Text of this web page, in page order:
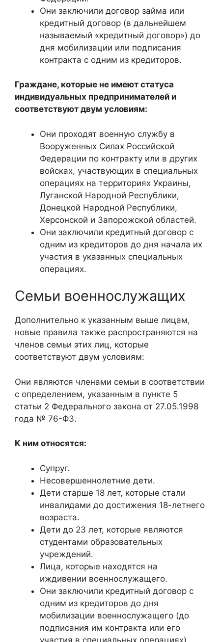
Они заключили договор займа или
кредитный договор (в дальнейшем
называемый «кредитный договор») до
дня мобилизации или подписания
контракта с одним из кредиторов.
Граждане, которые не имеют статуса
индивидуальных предпринимателей и
соответствуют двум условиям:
Они проходят военную службу в
Вооруженных Силах Российской
Федерации по контракту или в других
войсках, участвующих в специальных
операциях на территориях Украины,
Луганской Народной Республики,
Донецкой Народной Республики,
Херсонской и Запорожской областей.
Они заключили кредитный договор с
одним из кредиторов до дня начала их
участия в указанных специальных
операциях.
Семьи военнослужащих
Дополнительно к указанным выше лицам,
новые правила также распространяются на
членов семьи этих лиц, которые
соответствуют двум условиям:
Они являются членами семьи в соответствии
с определением, указанным в пункте 5
статьи 2 Федерального закона от 27.05.1998
года № 76-ФЗ.
К ним относятся:
Супруг.
Несовершеннолетние дети.
Дети старше 18 лет, которые стали
инвалидами до достижения 18-летнего
возраста.
Дети до 23 лет, которые являются
студентами образовательных
учреждений.
Лица, которые находятся на
иждивении военнослужащего.
Они заключили кредитный договор с
одним из кредиторов до дня
мобилизации военнослужащего (до
подписания им контракта или его
участия в специальных операциях).